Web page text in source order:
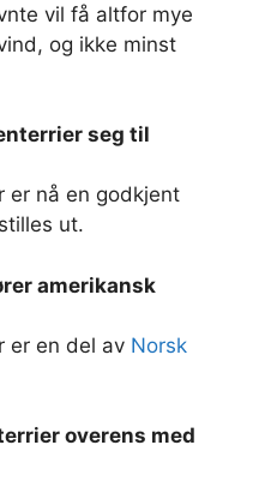
vil få altfor mye
og ikke minst
seg til
er nå en godkjent
ut.
amerikansk
er en del av Norsk
overens med